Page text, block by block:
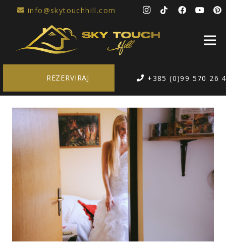
info@skytouchhill.com
REZERVIRAJ +385 (0)99 570 26